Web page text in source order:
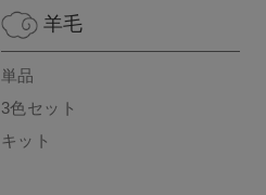
羊毛
単品
3色セット
キット